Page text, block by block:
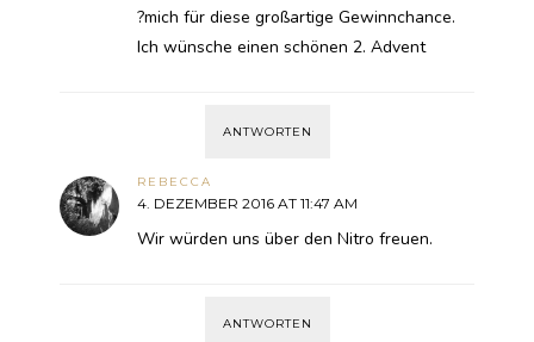
?mich für diese großartige Gewinnchance.
Ich wünsche einen schönen 2. Advent
ANTWORTEN
REBECCA
4. DEZEMBER 2016 AT 11:47 AM
Wir würden uns über den Nitro freuen.
ANTWORTEN